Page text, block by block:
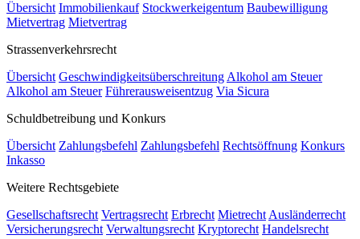
Übersicht Immobilienkauf Stockwerkeigentum Baubewilligung
Mietvertrag Mietvertrag
Strassenverkehrsrecht
Übersicht Geschwindigkeitsüberschreitung Alkohol am Steuer
Alkohol am Steuer Führerausweisentzug Via Sicura
Schuldbetreibung und Konkurs
Übersicht Zahlungsbefehl Zahlungsbefehl Rechtsöffnung Konkurs
Inkasso
Weitere Rechtsgebiete
Gesellschaftsrecht Vertragsrecht Erbrecht Mietrecht Ausländerrecht
Versicherungsrecht Verwaltungsrecht Kryptorecht Handelsrecht